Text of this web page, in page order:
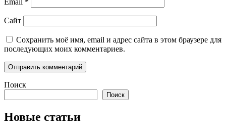
Сайт
Сохранить моё имя, email и адрес сайта в этом браузере для
последующих моих комментариев.
Поиск
Поиск
Новые статьи